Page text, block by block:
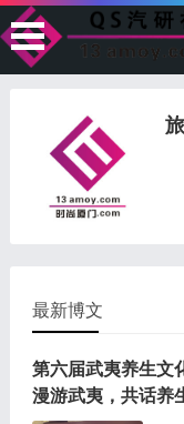
最新博文
第六届武夷养生文
漫游武夷，共话养